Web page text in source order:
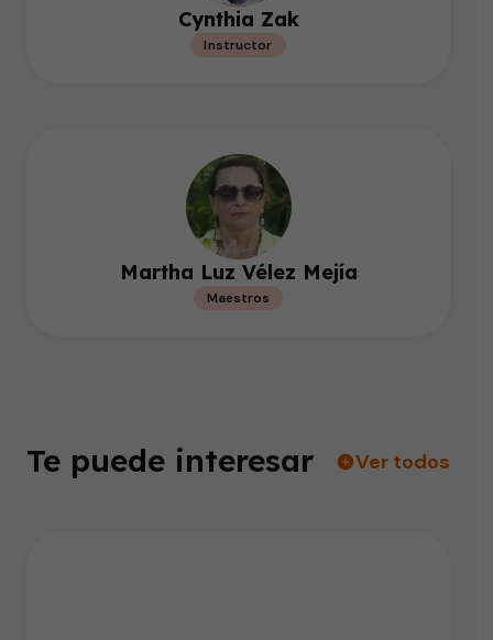
Cynthia Zak
Instructor
Martha Luz Vélez Mejía
Maestros
Te puede interesar Ver todos